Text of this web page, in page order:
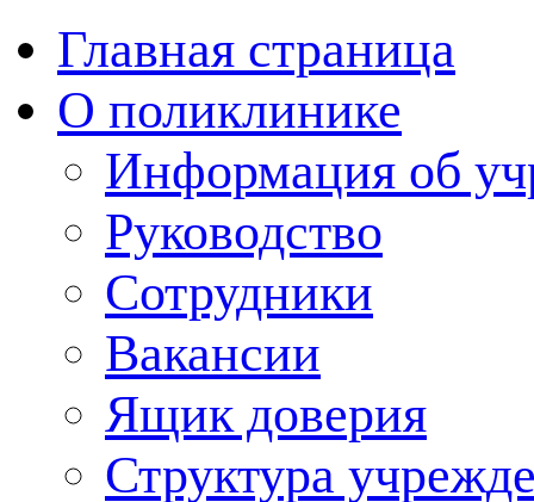
Главная страница
О поликлинике
Информация об
Руководство
Сотрудники
Вакансии
Ящик доверия
Структура